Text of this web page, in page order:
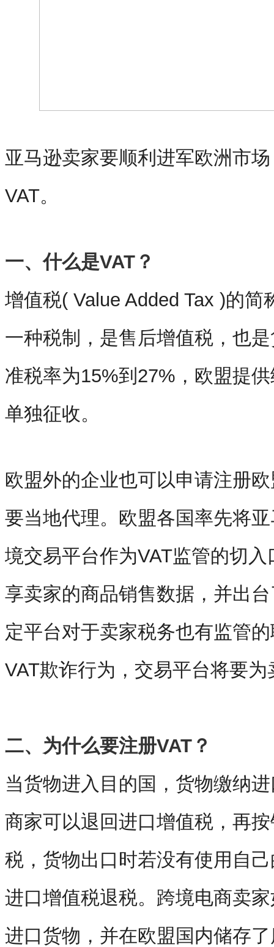
亚马逊卖家要顺利进军欧洲市
VAT。
一、什么是VAT ？
增值税( Value Added Tax )的简
一种税制，是售后增值税，也
准税率为15%到27%，欧盟提
单独征收。
欧盟外的企业也可以申请注册
要当地代理。欧盟各国率先将
境交易平台作为VAT监管的切
享卖家的商品销售数据，并出
定平台对于卖家税务也有监管
VAT欺诈行为，交易平台将要
二、为什么要注册VAT ？
当货物进入目的国，货物缴纳
商家可以退回进口增值税，再
税，货物出口时若没有使用自
进口增值税退税。跨境电商卖
进口货物，并在欧盟国内储存